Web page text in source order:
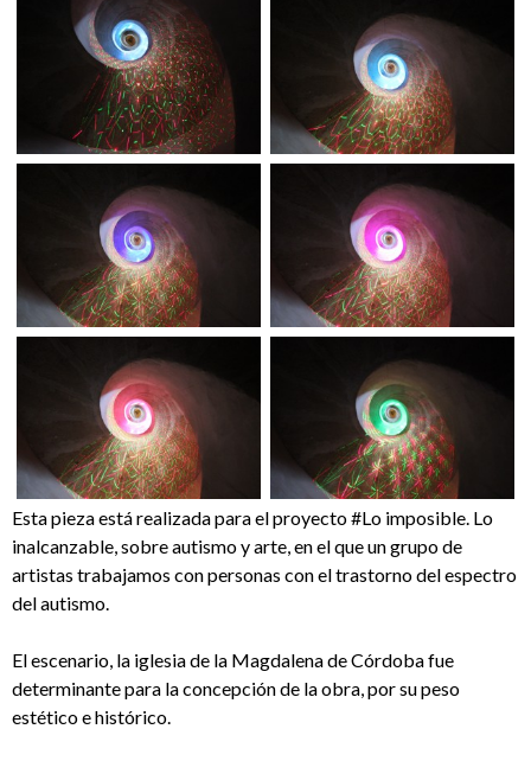
Esta pieza está realizada para el proyecto #Lo imposible. Lo
inalcanzable, sobre autismo y arte, en el que un grupo de
artistas trabajamos con personas con el trastorno del espectro
del autismo.
El escenario, la iglesia de la Magdalena de Córdoba fue
determinante para la concepción de la obra, por su peso
estético e histórico.